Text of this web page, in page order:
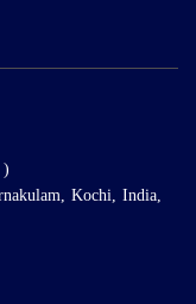
Kochi, India,